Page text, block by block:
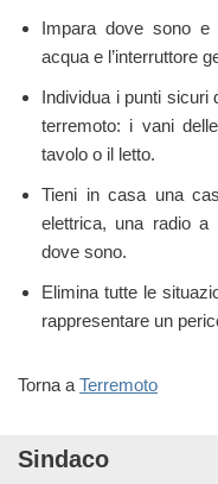
Impara dove sono
acqua e l’interruttore
Individua i punti sicuri
terremoto: i vani
tavolo o il letto.
Tieni in casa una
elettrica, una radio a
dove sono.
Elimina tutte le
rappresentare un
Torna a Terremoto
Sindaco